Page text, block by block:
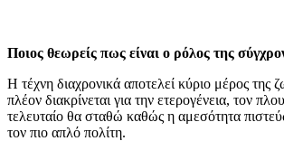
Ποιος θεωρείς πως είναι ο ρόλος της
Η τέχνη διαχρονικά αποτελεί κύριο μέρος της
πλέον διακρίνεται για την ετερογένεια, τον
τελευταίο θα σταθώ καθώς η αμεσότητα
τον πιο απλό πολίτη.